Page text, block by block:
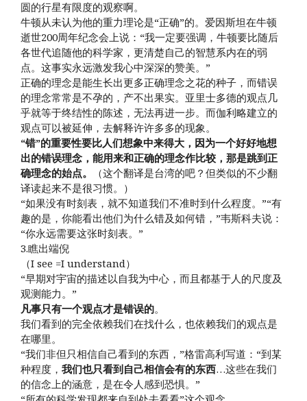
圆的行星有限度的观察啊。
牛顿从未认为他的重力理论是“正确”的。爱因斯坦在牛顿
逝世200周年纪念会上说：“我一定要强调，牛顿要比随后
各世代追随他的科学家，更清楚自己的智慧系内在的弱
点。这事实永远激发我心中深深的赞美。”
正确的理念是能生长出更多正确理念之花的种子，而错误
的理念常常是不孕的，产不出果实。亚里士多德的观点几
乎就等于终结性的陈述，无法再进一步。而伽利略建立的
观点可以被延伸，去解释许许多多的现象。
“错”的重要性要比人们想象中来得大，因为一个好好地想
出的错误理念，能用来和正确的理念作比较，那是跳到正
确理念的始点。
（这个翻译是台湾的吧？但类似的不少翻
译读起来不是很习惯。）
“如果没有时刻表，就不知道我们不准时到什么程度。”“有
趣的是，你能看出他们为什么错及如何错，”韦斯科夫说：
“你永远需要这张时刻表。”
3.瞧出端倪
（I see =I understand）
“早期对宇宙的描述以自我为中心，而且都基于人的尺度及
观测能力。”
凡事只有一个观点才是错误的。
我们看到的完全依赖我们在找什么，也依赖我们的观点是
在哪里。
“我们非但只相信自己看到的东西，”格雷高利写道：“到某
种程度， 我们也只看到自己相信会有的东西…这些在我们
的信念上的涵意，是在令人感到恐惧。”